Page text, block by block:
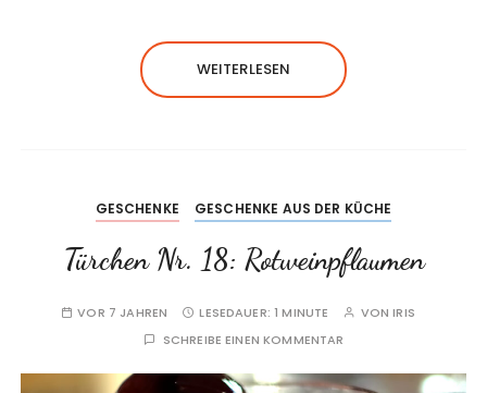
WEITERLESEN
GESCHENKE GESCHENKE AUS DER KÜCHE
Türchen Nr. 18: Rotweinpflaumen
VOR 7 JAHREN LESEDAUER:1 MINUTE VONIRIS
SCHREIBE EINEN KOMMENTAR